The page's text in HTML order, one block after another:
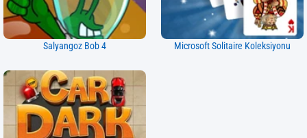
Salyangoz Bob 4 Microsoft Solitaire Koleksiyonu